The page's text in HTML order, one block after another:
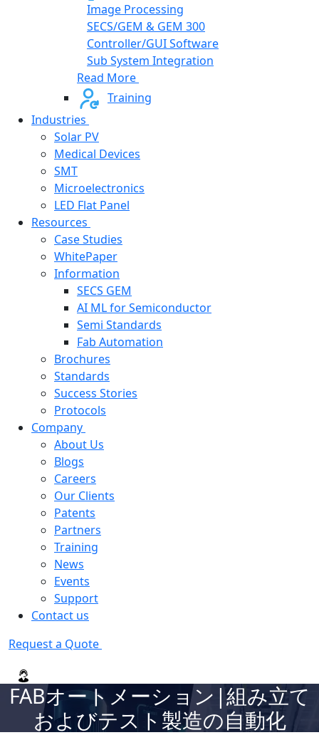
Image Processing
SECS/GEM & GEM 300
Controller/GUI Software
Sub System Integration
Read More
Training
Industries
Solar PV
Medical Devices
SMT
Microelectronics
LED Flat Panel
Resources
Case Studies
WhitePaper
Information
SECS GEM
AI ML for Semiconductor
Semi Standards
Fab Automation
Brochures
Standards
Success Stories
Protocols
Company
About Us
Blogs
Careers
Our Clients
Patents
Partners
Training
News
Events
Support
Contact us
Request a Quote
FABオートメーション|組み立て
およびテスト製造の自動化